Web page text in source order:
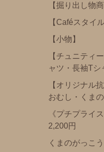
ミッフィー・Ⅾick Bruna
トムとジェリー
にじいろのさかな
おまえうまそうだな
ねずみさんのながいパン
ディズニー
パンどろぼう
パンダのおさじ
ハムスたんてい
【掘り出し物商
【Caféスタイル
【小物】
【チュニティ
ャツ・長袖Tシ
【オリジナル
おむし・くまの
《プチプライ
2,200円
くまのがっこう